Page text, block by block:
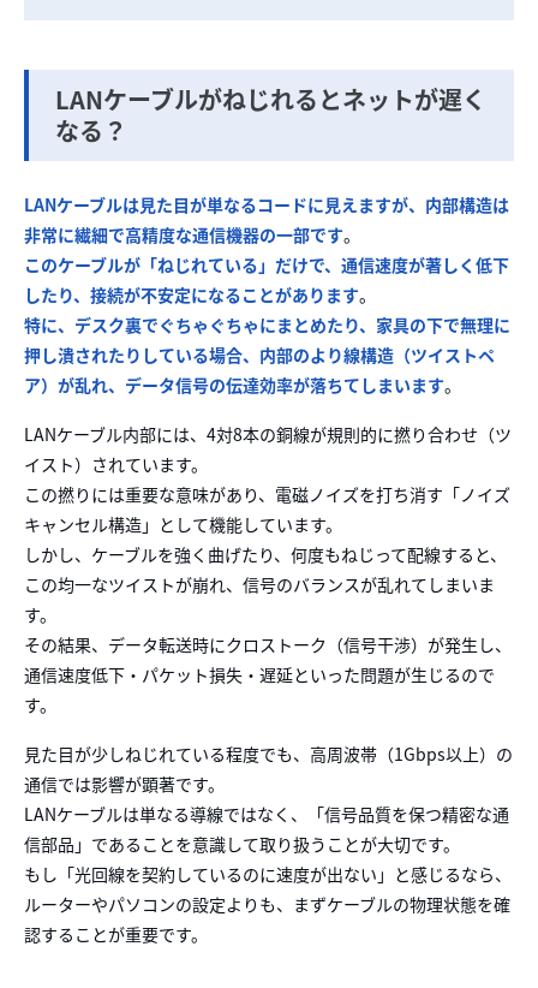
LANケーブルがねじれるとネットが遅く
なる？
LANケーブルは見た目が単なるコードに見えますが、内部構造は
非常に繊細で高精度な通信機器の一部です。
このケーブルが「ねじれている」だけで、通信速度が著しく低下
したり、接続が不安定になることがあります。
特に、デスク裏でぐちゃぐちゃにまとめたり、家具の下で無理に
押し潰されたりしている場合、内部のより線構造（ツイストペ
ア）が乱れ、データ信号の伝達効率が落ちてしまいます。
LANケーブル内部には、4対8本の銅線が規則的に撚り合わせ（ツ
イスト）されています。
この撚りには重要な意味があり、電磁ノイズを打ち消す「ノイズ
キャンセル構造」として機能しています。
しかし、ケーブルを強く曲げたり、何度もねじって配線すると、
この均一なツイストが崩れ、信号のバランスが乱れてしまいま
す。
その結果、データ転送時にクロストーク（信号干渉）が発生し、
通信速度低下・パケット損失・遅延といった問題が生じるので
す。
見た目が少しねじれている程度でも、高周波帯（1Gbps以上）の
通信では影響が顕著です。
LANケーブルは単なる導線ではなく、「信号品質を保つ精密な通
信部品」であることを意識して取り扱うことが大切です。
もし「光回線を契約しているのに速度が出ない」と感じるなら、
ルーターやパソコンの設定よりも、まずケーブルの物理状態を確
認することが重要です。